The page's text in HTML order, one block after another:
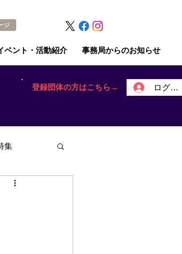
ジ
ベント・活動紹介 事務局からのお知らせ
登録団体の方はこちら→ ログイ
集